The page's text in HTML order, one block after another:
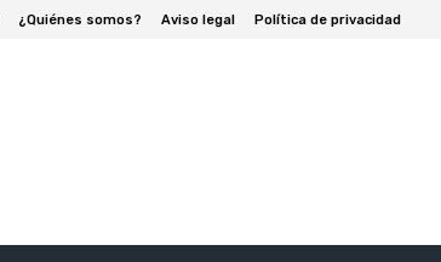
¿Quiénes somos? Aviso legal Política de privacidad